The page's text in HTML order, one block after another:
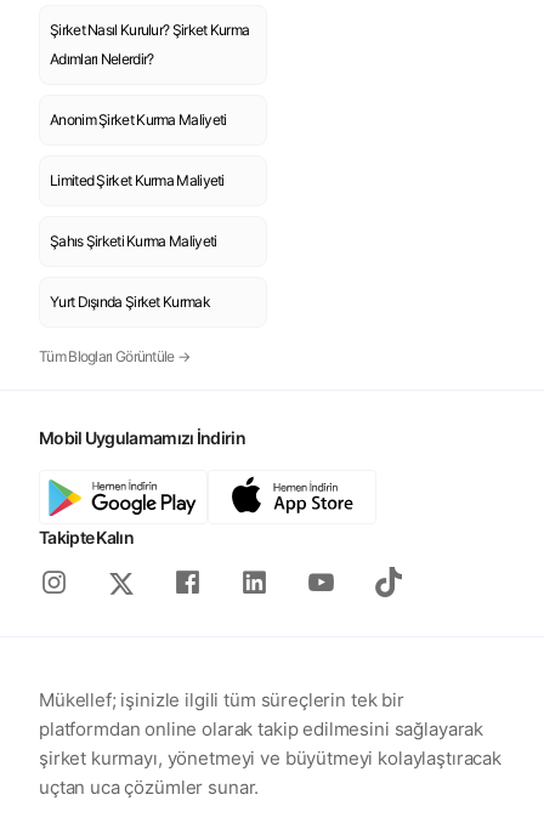
Şirket Nasıl Kurulur? Şirket Kurma
Adımları Nelerdir?
Anonim Şirket Kurma Maliyeti
Limited Şirket Kurma Maliyeti
Şahıs Şirketi Kurma Maliyeti
Yurt Dışında Şirket Kurmak
Tüm Blogları Görüntüle →
Mobil Uygulamamızı İndirin
Takipte Kalın
Instagram
X FacebookLinkedinYoutubeTiktok
Mükellef; işinizle ilgili tüm süreçlerin tek bir
platformdan online olarak takip edilmesini sağlayarak
şirket kurmayı, yönetmeyi ve büyütmeyi kolaylaştıracak
uçtan uca çözümler sunar.